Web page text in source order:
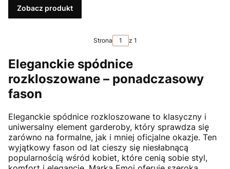
Zobacz produkt
Strona z 1
Eleganckie spódnice
rozkloszowane – ponadczasowy
fason
Eleganckie spódnice rozkloszowane to klasyczny i
uniwersalny element garderoby, który sprawdza się
zarówno na formalne, jak i mniej oficjalne okazje. Ten
wyjątkowy fason od lat cieszy się niesłabnącą
popularnością wśród kobiet, które cenią sobie styl,